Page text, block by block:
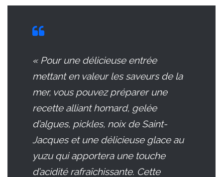
« Pour une délicieuse entrée
mettant en valeur les saveurs de la
mer, vous pouvez préparer une
recette alliant homard, gelée
d’algues, pickles, noix de Saint-
Jacques et une délicieuse glace au
yuzu qui apportera une touche
d’acidité rafraîchissante. Cette